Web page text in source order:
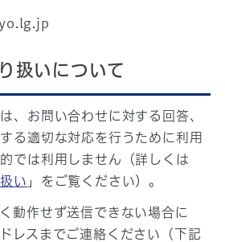
扱いについて
、お問い合わせに対する回答、
る適切な対応を行うために利用
では利用しません（詳しくは
い 」をご覧ください）。
動作せず送信できない場合に
レスまでご連絡ください（下記